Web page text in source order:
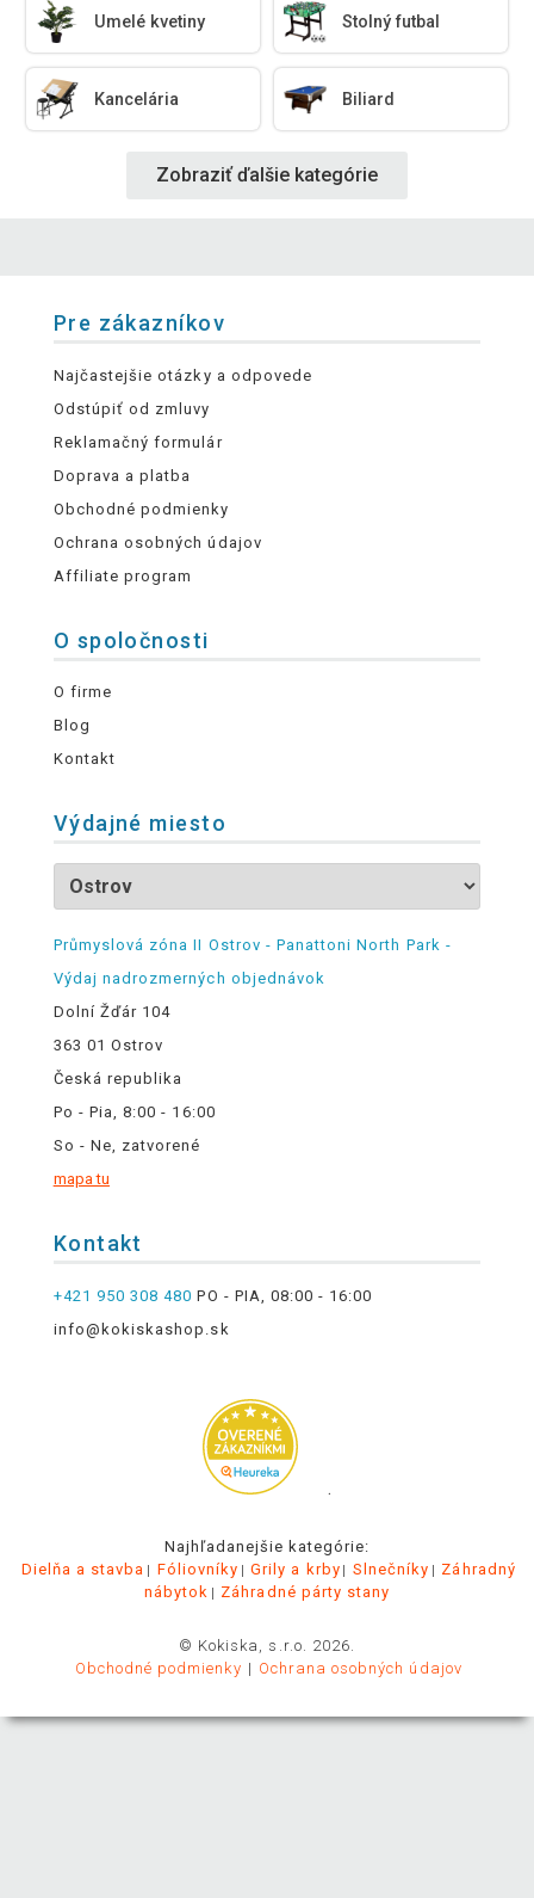
Umelé kvetiny Stolný futbal
Kancelária Biliard
Zobraziť ďalšie kategórie
Pre zákazníkov
Najčastejšie otázky a odpovede
Odstúpiť od zmluvy
Reklamačný formulár
Doprava a platba
Obchodné podmienky
Ochrana osobných údajov
Affiliate program
O spoločnosti
O firme
Blog
Kontakt
Výdajné miesto
Průmyslová zóna II Ostrov - Panattoni North Park -
Výdaj nadrozmerných objednávok
Dolní Žďár 104
363 01 Ostrov
Česká republika
Po - Pia, 8:00 - 16:00
So - Ne, zatvorené
mapa tu
Kontakt
+421 950 308 480 PO - PIA, 08:00 - 16:00
info@kokiskashop.sk
.
Najhľadanejšie kategórie:
Dielňa a stavba
Fóliovníky Grily a krby Slnečníky
Záhradný
nábytok
Záhradné párty stany
© Kokiska, s.r.o. 2026.
Obchodné podmienky
Ochrana osobných údajov